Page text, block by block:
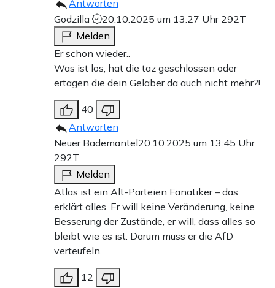
Antworten
Godzilla
20.10.2025 um 13:27 Uhr 292T
Melden
Er schon wieder..
Was ist los, hat die taz geschlossen oder
ertagen die dein Gelaber da auch nicht mehr?!
40
Antworten
Neuer Bademantel20.10.2025 um 13:45 Uhr
292T
Melden
Atlas ist ein Alt-Parteien Fanatiker – das
erklärt alles. Er will keine Veränderung, keine
Besserung der Zustände, er will, dass alles so
bleibt wie es ist. Darum muss er die AfD
verteufeln.
12